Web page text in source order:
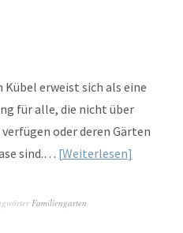
Kübel erweist sich als eine
für alle, die nicht über
oder deren Gärten
sind.… Weiterlesen
Familiengarten